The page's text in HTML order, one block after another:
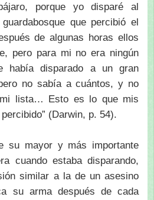
porque yo disparé al
que percibió el
de algunas horas ellos
pero para mi no era ningún
había disparado a un gran
no sabía a cuántos, y no
lista… Esto es lo que mis
(Darwin, p. 54).
su mayor y más importante
cuando estaba disparando,
similar a la de un asesino
su arma después de cada